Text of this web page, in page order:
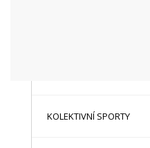
KOLEKTIVNÍ SPORTY